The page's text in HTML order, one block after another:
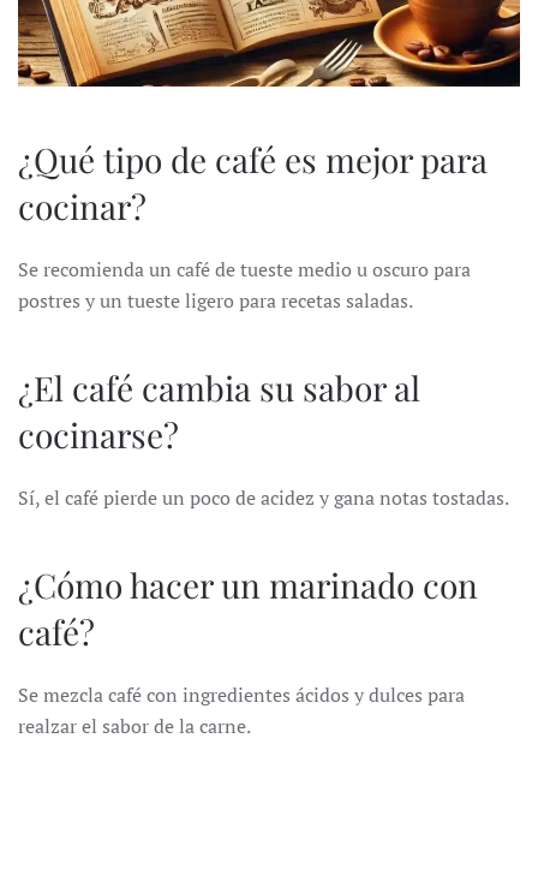
¿Qué tipo de café es mejor para
cocinar?
Se recomienda un café de tueste medio u oscuro para
postres y un tueste ligero para recetas saladas.
¿El café cambia su sabor al
cocinarse?
Sí, el café pierde un poco de acidez y gana notas tostadas.
¿Cómo hacer un marinado con
café?
Se mezcla café con ingredientes ácidos y dulces para
realzar el sabor de la carne.